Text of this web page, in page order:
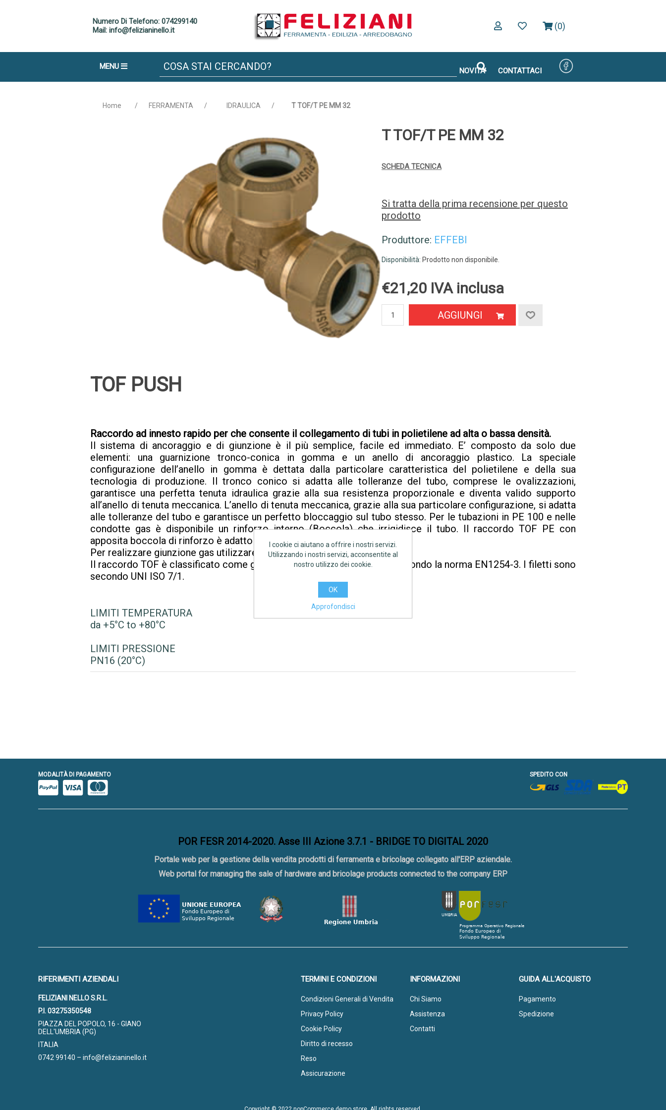
Numero Di Telefono: 074299140
Mail: info@felizianinello.it
(0)
MENU NOVITA' CONTATTACI
Home / FERRAMENTA / IDRAULICA / T TOF/T PE MM 32
T TOF/T PE MM 32
SCHEDA TECNICA
Si tratta della prima recensione per questo
prodotto
Produttore: EFFEBI
Disponibilità: Prodotto non disponibile.
€21,20 IVA inclusa
AGGIUNGI
TOF PUSH
Raccordo ad innesto rapido per che consente il collegamento di tubi in polietilene ad alta o bassa densità.
Il sistema di ancoraggio e di giunzione è il più semplice, facile ed immediato. E’ composto da solo due
elementi: una guarnizione tronco-conica in gomma e un anello di ancoraggio plastico. La speciale
configurazione dell’anello in gomma è dettata dalla particolare caratteristica del polietilene e della sua
tecnologia di produzione. Il tronco conico si adatta alle tolleranze del tubo, comprese le ovalizzazioni,
garantisce una perfetta tenuta idraulica grazie alla sua resistenza proporzionale e diventa valido supporto
all’anello di tenuta meccanica. L’anello di tenuta meccanica, grazie alla sua particolare configurazione, si adatta
alle tolleranze del tubo e garantisce un perfetto bloccaggio sul tubo stesso. Per le tubazioni in PE 100 e nelle
condotte gas è disponibile un rinforzo interno (Boccola) che irrigidisce il tubo. Il raccordo TOF PE con
apposita boccola di rinforzo è adatto per tubi in PE-X.
Per realizzare giunzione gas utilizzare boccola di rinforzo S5-GAS.
Il raccordo TOF è classificato come giunto a compressione di tipo A, secondo la norma EN1254-3. I filetti sono
secondo UNI ISO 7/1.
LIMITI TEMPERATURA
da +5°C to +80°C
LIMITI PRESSIONE
PN16 (20°C)
MODALITÀ DI PAGAMENTO SPEDITO CON
POR FESR 2014-2020. Asse III Azione 3.7.1 - BRIDGE TO DIGITAL 2020
Portale web per la gestione della vendita prodotti di ferramenta e bricolage collegato all'ERP aziendale.
Web portal for managing the sale of hardware and bricolage products connected to the company ERP
RIFERIMENTI AZIENDALI
FELIZIANI NELLO S.R.L.
P.I. 03275350548
PIAZZA DEL POPOLO, 16 - GIANO
DELL'UMBRIA (PG)
ITALIA
0742 99140 – info@felizianinello.it
GUIDA ALL'ACQUISTO
Pagamento
Spedizione
INFORMAZIONI
Chi Siamo
Assistenza
Contatti
TERMINI E CONDIZIONI
Condizioni Generali di Vendita
Privacy Policy
Cookie Policy
Diritto di recesso
Reso
Assicurazione
I cookie ci aiutano a offrire i nostri servizi.
Utilizzando i nostri servizi, acconsentite al
nostro utilizzo dei cookie.
OK
Approfondisci